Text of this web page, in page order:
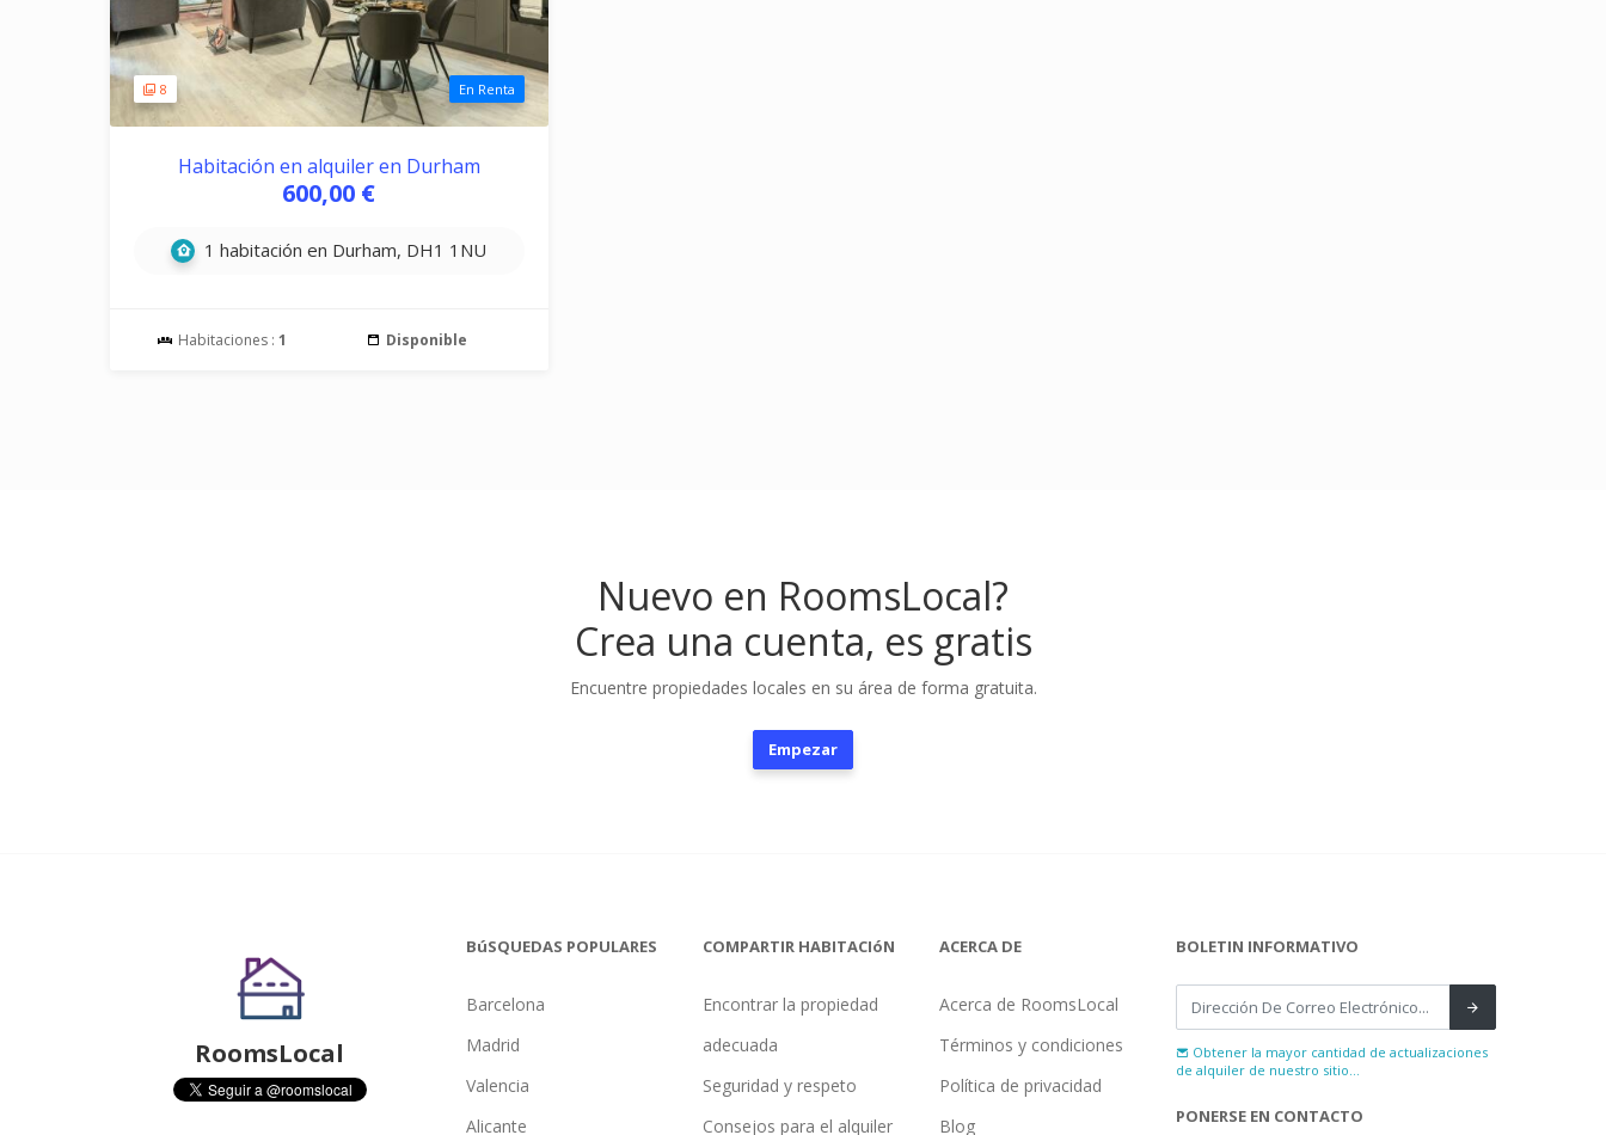
8 En Renta
Habitación en alquiler en Durham
600,00 €
1 habitación en Durham, DH1 1NU
Habitaciones : 1 Disponible
Nuevo en RoomsLocal?
Crea una cuenta, es gratis
Encuentre propiedades locales en su área de forma gratuita.
Empezar
RoomsLocal
BúSQUEDAS POPULARES
Barcelona
Madrid
Valencia
Alicante
COMPARTIR HABITACIóN
Encontrar la propiedad
adecuada
Seguridad y respeto
Consejos para el alquiler
ACERCA DE
Acerca de RoomsLocal
Términos y condiciones
Política de privacidad
Blog
BOLETIN INFORMATIVO
Obtener la mayor cantidad de actualizaciones
de alquiler de nuestro sitio...
PONERSE EN CONTACTO